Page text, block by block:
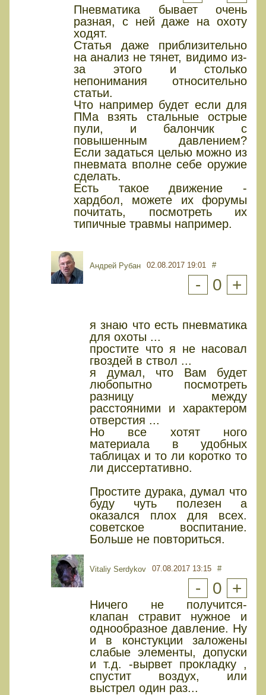
Пневматика бывает очень
разная, с ней даже на охоту
ходят.
Статья даже приблизительно
на анализ не тянет, видимо из-
за этого и столько
непонимания относительно
статьи.
Что например будет если для
ПМа взять стальные острые
пули, и балончик с
повышенным давлением?
Если задаться целью можно из
пневмата вполне себе оружие
сделать.
Есть такое движение -
хардбол, можете их форумы
почитать, посмотреть их
типичные травмы например.
Андрей Рубан 02.08.2017 19:01 #
- 0 +
я знаю что есть пневматика
для охоты ...
простите что я не насовал
гвоздей в ствол ...
я думал, что Вам будет
любопытно посмотреть
разницу между
расстояними и характером
отверстия ...
Но все хотят ного
материала в удобных
таблицах и то ли коротко то
ли диссертативно.
Простите дурака, думал что
буду чуть полезен а
оказался плох для всех.
советское воспитание.
Больше не повториться.
Vitaliy Serdykov 07.08.2017 13:15 #
- 0 +
Ничего не получится-
клапан стравит нужное и
однообразное давление. Ну
и в констукции заложены
слабые элементы, допуски
и т.д. -вырвет прокладку ,
спустит воздух, или
выстрел один раз...